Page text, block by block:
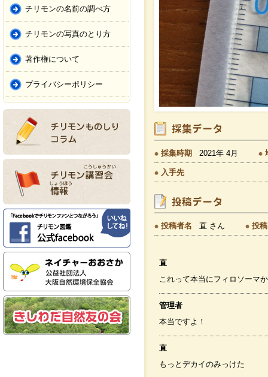
チリモンの名前の調べ方
チリモンの写真のとり方
著作権について
プライバシーポリシー
採集時期 2021年 4月
入手先
投稿者名 直 さん 投
直
これって本当にフィロソーマ
管理者
本当ですよ！
直
もっとデカイのみっけた